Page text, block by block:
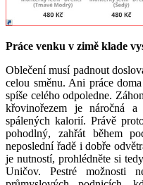
Práce venku v zimě klade
Oblečení musí padnout
celou směnu. Ani práce
spíše celého odpoledne.
křovinořezem je náročná
spálených kalorií. Právě
pohodlný, zahřát během
neposlední řadě i dobře
je nutností, prohlédněte si
Uničov. Pestré možnosti